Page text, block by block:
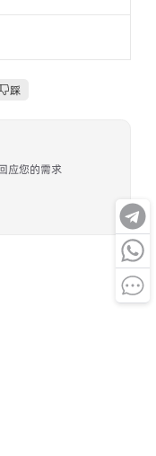
踩
应您的需求